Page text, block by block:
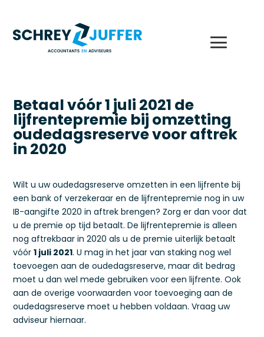
Betaal vóór 1 juli 2021 de
lijfrentepremie bij omzetting
oudedagsreserve voor aftrek
in 2020
Wilt u uw oudedagsreserve omzetten in een lijfrente bij
een bank of verzekeraar en de lijfrentepremie nog in uw
IB-aangifte 2020 in aftrek brengen? Zorg er dan voor dat
u de premie op tijd betaalt. De lijfrentepremie is alleen
nog aftrekbaar in 2020 als u de premie uiterlijk betaalt
vóór1 juli 2021. U mag in het jaar van staking nog wel
toevoegen aan de oudedagsreserve, maar dit bedrag
moet u dan wel mede gebruiken voor een lijfrente. Ook
aan de overige voorwaarden voor toevoeging aan de
oudedagsreserve moet u hebben voldaan. Vraag uw
adviseur hiernaar.